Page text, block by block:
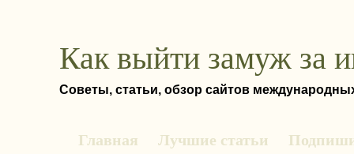
Как выйти замуж за
Советы, статьи, обзор сайтов
Главная Лучшие статьи